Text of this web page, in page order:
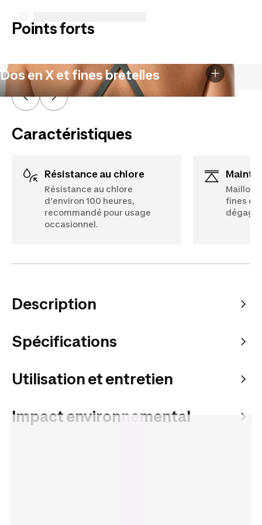
Points forts
Dos en X et fines bretelles
Caractéristiques
Résistance au chlore
Résistance au chlore
d’environ 100 heures,
recommandé pour usage
occasionnel.
Maillot
fines et
Description
Spécifications
Utilisation et entretien
Impact environnemental